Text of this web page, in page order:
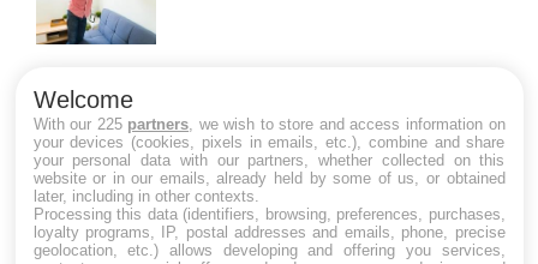
Maladie de Charcot (Sclérose latérale
amyotrophique)
Welcome
With our 225 partners , we wish to store and access information on
your devices (cookies, pixels in emails, etc.), combine and share
your personal data with our partners, whether collected on this
website or in our emails, already held by some of us, or obtained
later, including in other contexts.
Processing this data (identifiers, browsing, preferences, purchases,
loyalty programs, IP, postal addresses and emails, phone, precise
geolocation, etc.) allows developing and offering you services,